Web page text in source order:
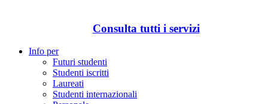
Consulta tutti i servizi
Info per
Futuri studenti
Studenti iscritti
Laureati
Studenti internazionali